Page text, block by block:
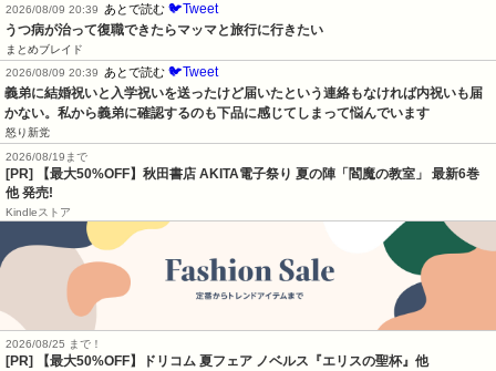
2026/08/09 20:39
あとで読む 🐦Tweet
うつ病が治って復職できたらマッマと旅行に行きたい
まとめブレイド
2026/08/09 20:39
あとで読む 🐦Tweet
義弟に結婚祝いと入学祝いを送ったけど届いたという連絡もなければ内祝いも届
かない。私から義弟に確認するのも下品に感じてしまって悩んでいます
怒り新党
2026/08/19まで
[PR] 【最大50%OFF】秋田書店 AKITA電子祭り 夏の陣「閻魔の教室」 最新6巻
他 発売!
Kindleストア
2026/08/25 まで！
[PR] 【最大50%OFF】ドリコム 夏フェア ノベルス『エリスの聖杯』他